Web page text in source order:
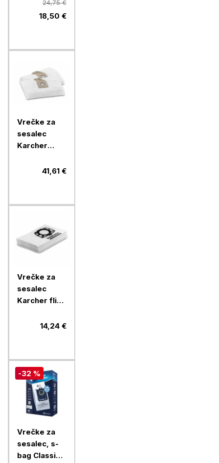
Performance,
12/1
24,75 €
18,50 €
Vrečke za
sesalec
Karcher
T10 in T12 10
41,61 €
Vrečke za
sesalec
Karcher flis
WD2/3 in SE
vrečke
14,24 €
-32 %
Vrečke za
sesalec, s-
bag Classic